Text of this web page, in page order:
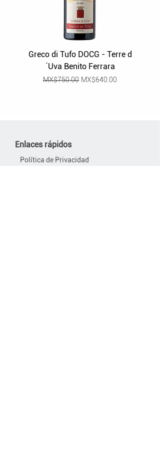
Greco di Tufo DOCG - Terre d
´Uva Benito Ferrara
Regular Price
MX$750.00 Sale Price
MX$640.00
Enlaces rápidos
Política de Privacidad